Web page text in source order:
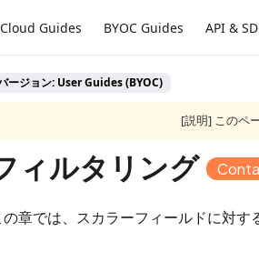
Cloud Guides BYOC Guides API &
ージョン: User Guides (BYOC)
[説明] このペ
ィルタリング
の章では、スカラーフィールドに対